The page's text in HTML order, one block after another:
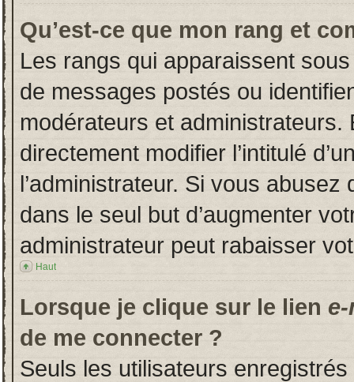
Qu’est-ce que mon rang et
Les rangs qui apparaissent
de messages postés ou
modérateurs et
directement modifier l’intitulé
l’administrateur. Si vous
dans le seul but d’augmenter
administrateur peut rabaisser
Haut
Lorsque je clique sur le lien
de me connecter ?
Seuls les utilisateurs